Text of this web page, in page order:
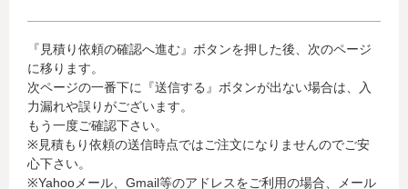
当社がお客様から収集した以下の個人情報等は、カード発
行会社が行う不正利用検知・防止のために、お客様が利用
されているカード発行会社へ提供させていただきます。(氏
名、電話番号、email アドレス、インターネット利用環境
に関する情報等)
お客様が利用されているカード発行会社が外国にある場
合、これらの情報は当該発行会社が所属する国に移転され
る場合があります。当社では、お客様から収集した情報か
『見積り依頼の確認へ進む』ボタンを押した後、次のページ
に移ります。
次ページの一番下に『送信する』ボタンが出ない場合は、入
力漏れや誤りがございます。
もう一度ご確認下さい。
※見積もり依頼の送信時点ではご注文になりませんのでご安
心下さい。
※Yahooメール、Gmail等のアドレスをご利用の場合、メール